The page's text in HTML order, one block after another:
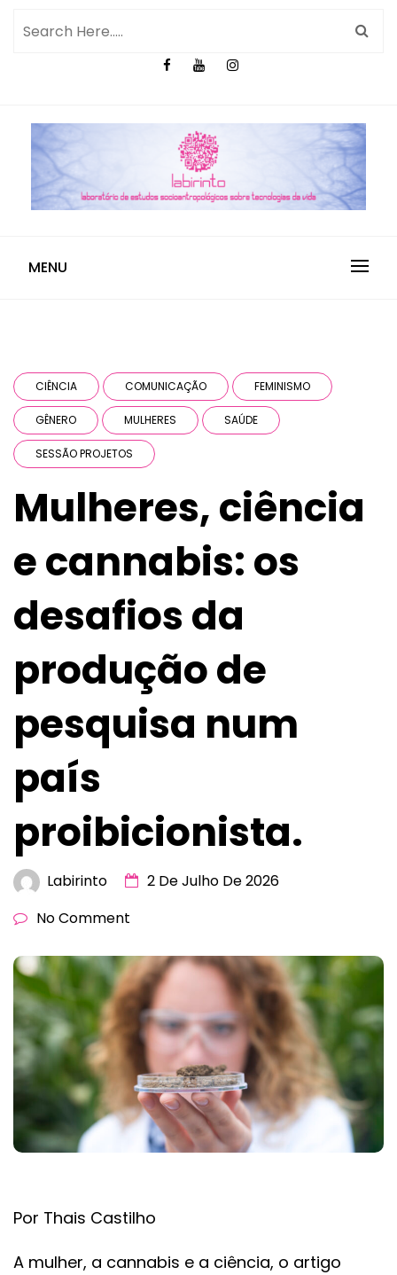
MENU
CIÊNCIA COMUNICAÇÃO FEMINISMO
GÊNERO MULHERES SAÚDE
SESSÃO PROJETOS
Mulheres, ciência
e cannabis: os
desafios da
produção de
pesquisa num
país
proibicionista.
Labirinto
2 De Julho De 2026
No Comment
Por Thais Castilho
A mulher, a cannabis e a ciência, o artigo